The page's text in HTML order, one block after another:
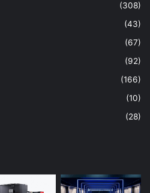
(308)
(43)
(67)
(92)
(166)
(10)
(28)